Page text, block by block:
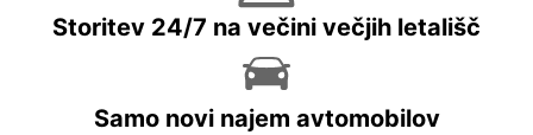
Storitev 24/7 na večini večjih letališč
Samo novi najem avtomobilov